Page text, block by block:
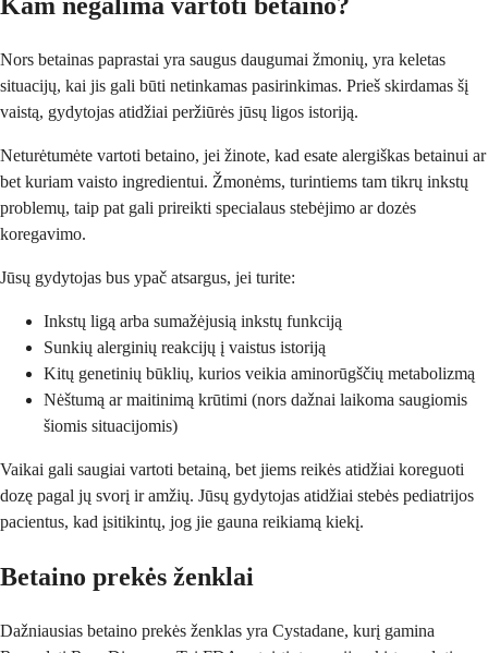
Nors betainas paprastai yra saugus daugumai žmonių, yra keletas
situacijų, kai jis gali būti netinkamas pasirinkimas. Prieš skirdamas šį
vaistą, gydytojas atidžiai peržiūrės jūsų ligos istoriją.
Neturėtumėte vartoti betaino, jei žinote, kad esate alergiškas betainui ar
bet kuriam vaisto ingredientui. Žmonėms, turintiems tam tikrų inkstų
problemų, taip pat gali prireikti specialaus stebėjimo ar dozės
koregavimo.
Jūsų gydytojas bus ypač atsargus, jei turite:
Inkstų ligą arba sumažėjusią inkstų funkciją
Sunkių alerginių reakcijų į vaistus istoriją
Kitų genetinių būklių, kurios veikia aminorūgščių metabolizmą
Nėštumą ar maitinimą krūtimi (nors dažnai laikoma saugiomis
šiomis situacijomis)
Vaikai gali saugiai vartoti betainą, bet jiems reikės atidžiai koreguoti
dozę pagal jų svorį ir amžių. Jūsų gydytojas atidžiai stebės pediatrijos
pacientus, kad įsitikintų, jog jie gauna reikiamą kiekį.
Betaino prekės ženklai
Dažniausias betaino prekės ženklas yra Cystadane, kurį gamina